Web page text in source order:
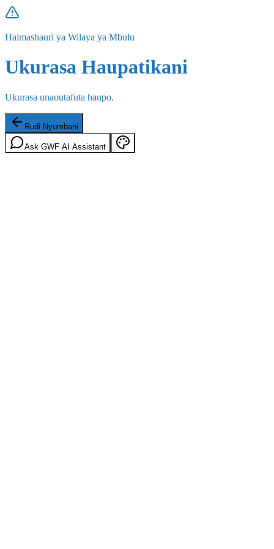
Halmashauri ya Wilaya ya Mbulu
Ukurasa Haupatikani
Ukurasa unaoutafuta haupo.
Rudi Nyumbani
Ask GWF AI Assistant